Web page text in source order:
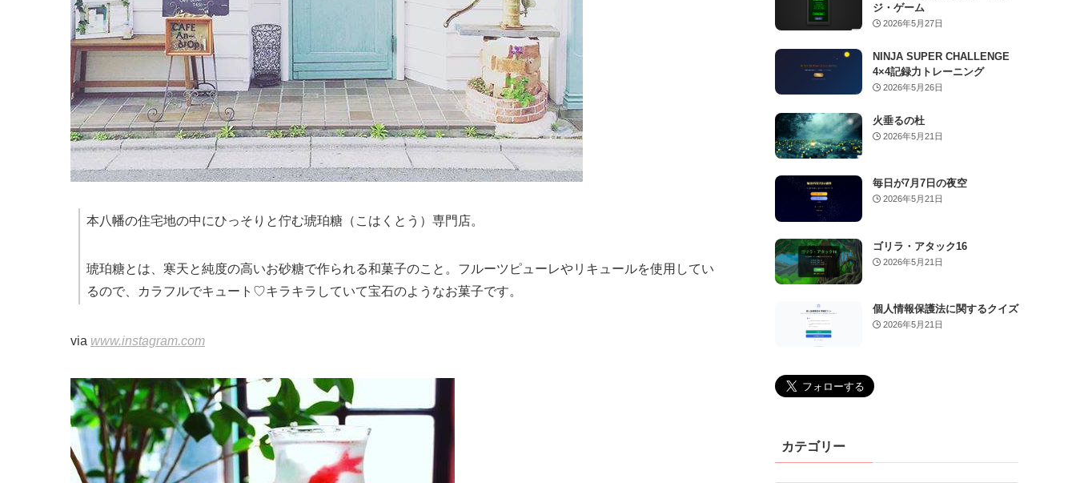
本八幡の住宅地の中にひっそりと佇む琥珀糖（こはくとう）専門店。
琥珀糖とは、寒天と純度の高いお砂糖で作られる和菓子のこと。フルーツピューレやリキュールを使用してい
るので、カラフルでキュート♡キラキラしていて宝石のようなお菓子です。
via www.instagram.com
ジ・ゲーム
2026年5月27日
NINJA SUPER CHALLENGE
4×4記録力トレーニング
2026年5月26日
火垂るの杜
2026年5月21日
毎日が7月7日の夜空
2026年5月21日
ゴリラ・アタック16
2026年5月21日
個人情報保護法に関するクイズ
2026年5月21日
カテゴリー